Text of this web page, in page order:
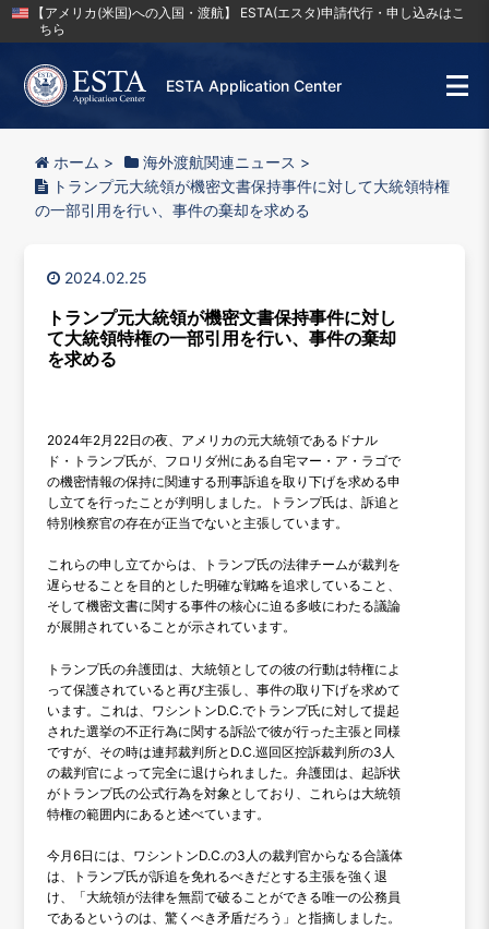
【アメリカ(米国)への入国・渡航】 ESTA(エスタ)申請代行・申し込みはこ
ちら
ESTA Application Center
ホーム > 海外渡航関連ニュース >
トランプ元大統領が機密文書保持事件に対して大統領特権
の一部引用を行い、事件の棄却を求める
2024.02.25
トランプ元大統領が機密文書保持事件に対し
て大統領特権の一部引用を行い、事件の棄却
を求める
2024年2月22日の夜、アメリカの元大統領であるドナル
ド・トランプ氏が、フロリダ州にある自宅マー・ア・ラゴで
の機密情報の保持に関連する刑事訴追を取り下げを求める申
し立てを行ったことが判明しました。トランプ氏は、訴追と
特別検察官の存在が正当でないと主張しています。
これらの申し立てからは、トランプ氏の法律チームが裁判を
遅らせることを目的とした明確な戦略を追求していること、
そして機密文書に関する事件の核心に迫る多岐にわたる議論
が展開されていることが示されています。
トランプ氏の弁護団は、大統領としての彼の行動は特権によ
って保護されていると再び主張し、事件の取り下げを求めて
います。これは、ワシントンD.C.でトランプ氏に対して提起
された選挙の不正行為に関する訴訟で彼が行った主張と同様
ですが、その時は連邦裁判所とD.C.巡回区控訴裁判所の3人
の裁判官によって完全に退けられました。弁護団は、起訴状
がトランプ氏の公式行為を対象としており、これらは大統領
特権の範囲内にあると述べています。
今月6日には、ワシントンD.C.の3人の裁判官からなる合議体
は、トランプ氏が訴追を免れるべきだとする主張を強く退
け、「大統領が法律を無罰で破ることができる唯一の公務員
であるというのは、驚くべき矛盾だろう」と指摘しました。